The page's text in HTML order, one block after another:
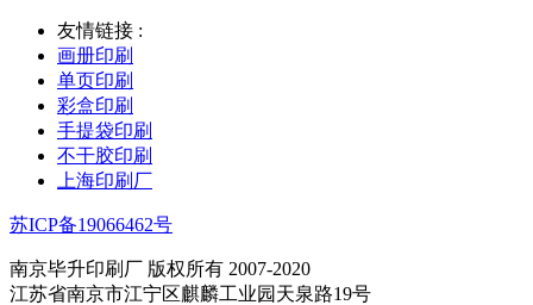
友情链接 :
画册印刷
单页印刷
彩盒印刷
手提袋印刷
不干胶印刷
上海印刷厂
苏ICP备19066462号
南京毕升印刷厂 版权所有 2007-2020
江苏省南京市江宁区麒麟工业园天泉路19号